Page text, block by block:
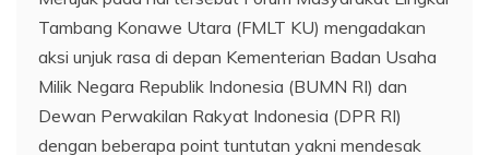
Tambang Konawe Utara (FMLT KU) mengadakan
aksi unjuk rasa di depan Kementerian Badan Usaha
Milik Negara Republik Indonesia (BUMN RI) dan
Dewan Perwakilan Rakyat Indonesia (DPR RI)
dengan beberapa point tuntutan yakni mendesak